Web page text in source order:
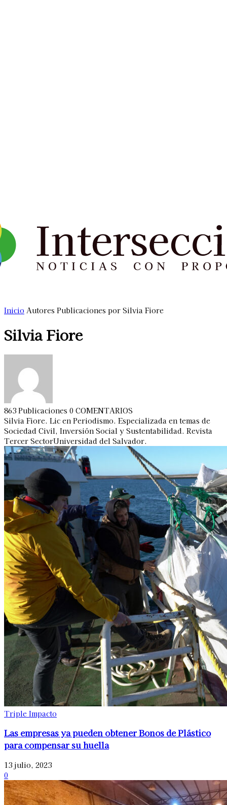
Inicio Autores Publicaciones por Silvia Fiore
Silvia Fiore
863 Publicaciones 0 COMENTARIOS
Silvia Fiore. Lic en Periodismo. Especializada en temas de
Sociedad Civil, Inversión Social y Sustentabilidad. Revista
Tercer SectorUniversidad del Salvador.
Triple Impacto
Las empresas ya pueden obtener Bonos de Plástico
para compensar su huella
13 julio, 2023
0